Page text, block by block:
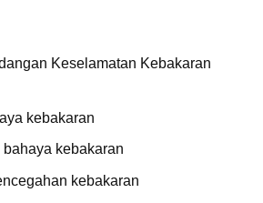
Keselamatan Kebakaran
kebakaran
kebakaran
kebakaran